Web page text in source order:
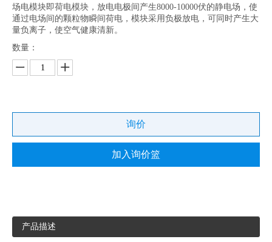
场电模块即荷电模块，放电电极间产生8000-10000伏的静电场，使
通过电场间的颗粒物瞬间荷电，模块采用负极放电，可同时产生大
量负离子，使空气健康清新。
数量：
询价
加入询价篮
产品描述